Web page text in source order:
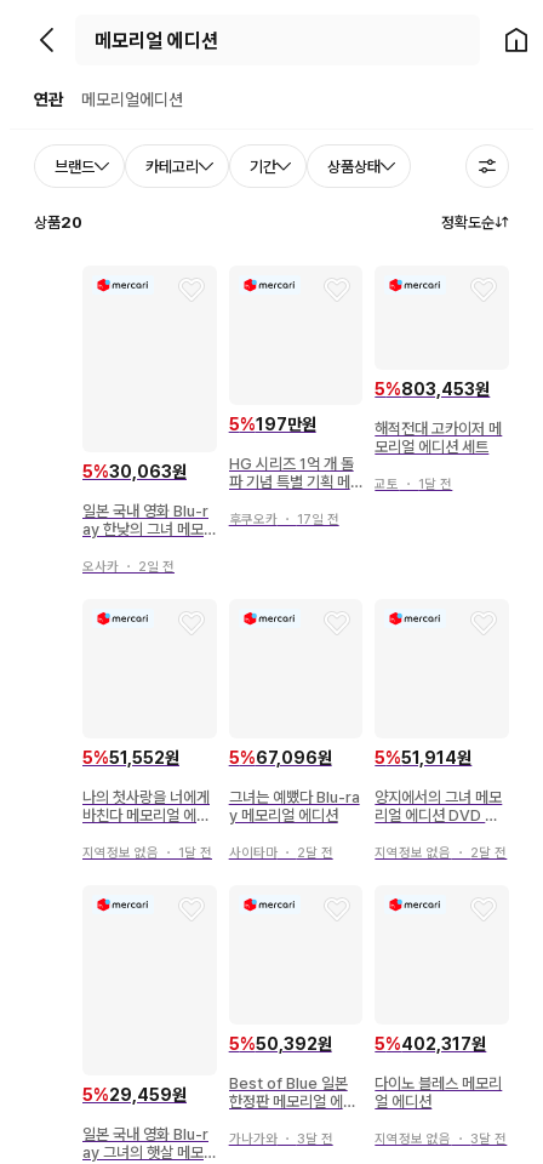
뒤로가기 홈으
연관 메모리얼에디션
브랜드 카테고리 기간 상품상태
상품20 정확도순
5%30,063원
일본 국내 영화 Blu-r
ay 한낮의 그녀 메모
오사카 ・ 2일 전
5%197만원
HG 시리즈 1억 개 돌
파 기념 특별 기획 메
션 2종 새상품
후쿠오카・ 17일 전
5%803,453원
해적전대 고카이저 메
모리얼 에디션 세트
교토 ・ 1달 전
5%51,552원
나의 첫사랑을 너에게
바친다 메모리얼 에디
지역정보 없음 ・ 1달 전
5%67,096원
그녀는 예뻤다 Blu-ra
y 메모리얼 에디션
사이타마・ 2달 전
5%51,914원
양지에서의 그녀 메모
리얼 에디션 DVD 최
지역정보 없음 ・ 2달 전
5%29,459원
일본 국내 영화 Blu-r
ay 그녀의 햇살 메모
5%50,392원
Best of Blue 일본
한정판 메모리얼 에디
가나가와・ 3달 전
5%402,317원
다이노 블레스 메모리
얼 에디션
지역정보 없음 ・ 3달 전